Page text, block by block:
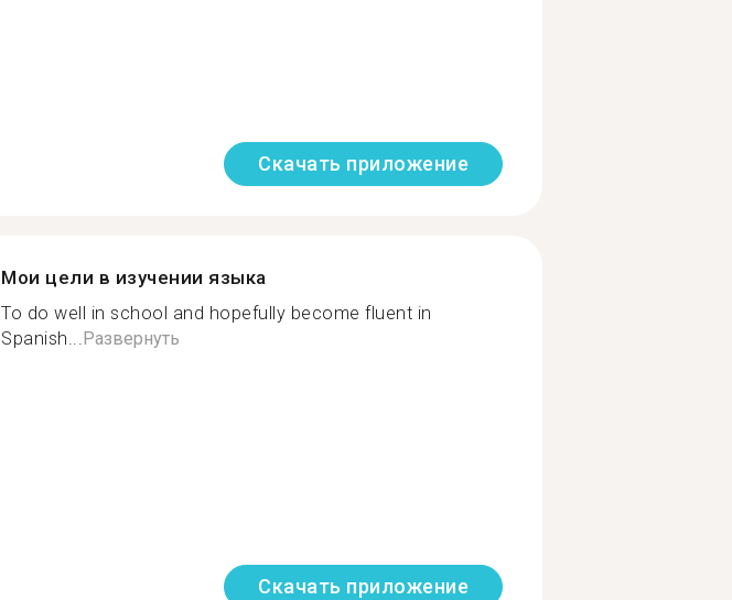
Скачать приложение
Мои цели в изучении языка
To do well in school and hopefully become fluent in
Spanish...Развернуть
Скачать приложение